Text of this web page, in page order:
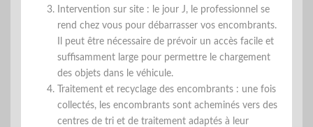
Intervention sur site : le jour J, le professionnel se
rend chez vous pour débarrasser vos encombrants.
Il peut être nécessaire de prévoir un accès facile et
suffisamment large pour permettre le chargement
des objets dans le véhicule.
Traitement et recyclage des encombrants : une fois
collectés, les encombrants sont acheminés vers des
centres de tri et de traitement adaptés à leur